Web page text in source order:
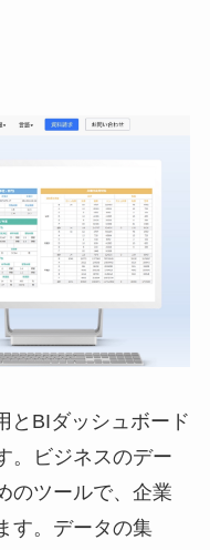
とBIダッシュボード
。ビジネスのデー
のツールで、企業
す。データの集